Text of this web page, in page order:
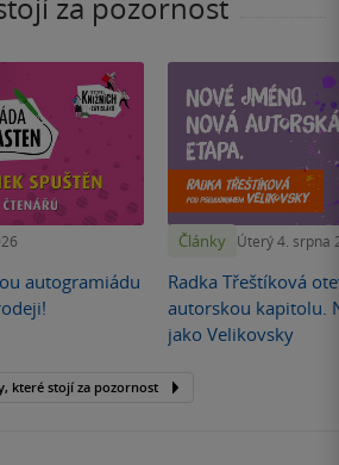
za pozornost
autogramiádu
Články Úterý 4. srpna
Radka Třeštíková
autorskou kapitolu.
jako Velikovsky
které stojí za pozornost